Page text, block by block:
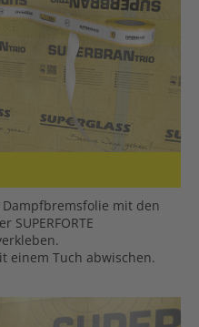
mit den
SUPERFORTE
einem Tuch abwischen.